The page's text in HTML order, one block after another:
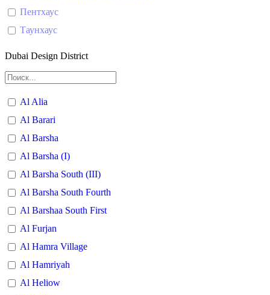
Пентхаус
Таунхаус
Dubai Design District
Al Alia
Al Barari
Al Barsha
Al Barsha (I)
Al Barsha South (III)
Al Barsha South Fourth
Al Barshaa South First
Al Furjan
Al Hamra Village
Al Hamriyah
Al Heliow